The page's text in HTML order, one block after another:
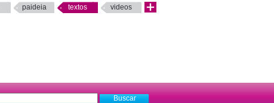
paideia textos videos